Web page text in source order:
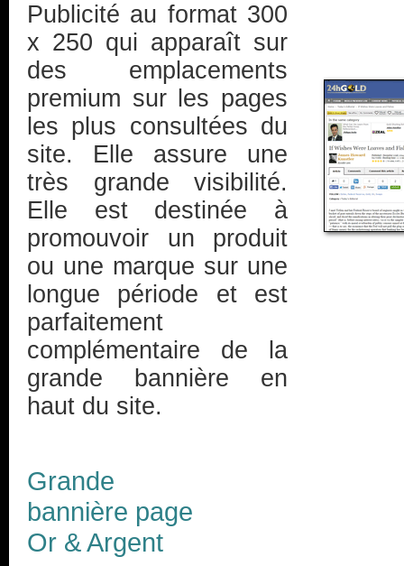
Publicité au format 300
x 250 qui apparaît sur
des emplacements
premium sur les pages
les plus consultées du
site. Elle assure une
très grande visibilité.
Elle est destinée à
promouvoir un produit
ou une marque sur une
longue période et est
parfaitement
complémentaire de la
grande bannière en
haut du site.
Grande
bannière page
Or & Argent